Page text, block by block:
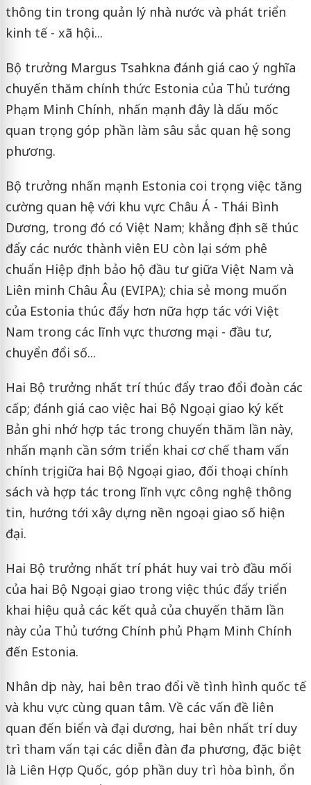
thông tin trong quản lý nhà nước và phát triển
kinh tế - xã hội...
Bộ trưởng Margus Tsahkna đánh giá cao ý nghĩa
chuyến thăm chính thức Estonia của Thủ tướng
Phạm Minh Chính, nhấn mạnh đây là dấu mốc
quan trọng góp phần làm sâu sắc quan hệ song
phương.
Bộ trưởng nhấn mạnh Estonia coi trọng việc tăng
cường quan hệ với khu vực Châu Á - Thái Bình
Dương, trong đó có Việt Nam; khẳng định sẽ thúc
đẩy các nước thành viên EU còn lại sớm phê
chuẩn Hiệp định bảo hộ đầu tư giữa Việt Nam và
Liên minh Châu Âu (EVIPA); chia sẻ mong muốn
của Estonia thúc đẩy hơn nữa hợp tác với Việt
Nam trong các lĩnh vực thương mại - đầu tư,
chuyển đổi số...
Hai Bộ trưởng nhất trí thúc đẩy trao đổi đoàn các
cấp; đánh giá cao việc hai Bộ Ngoại giao ký kết
Bản ghi nhớ hợp tác trong chuyến thăm lần này,
nhấn mạnh cần sớm triển khai cơ chế tham vấn
chính trị giữa hai Bộ Ngoại giao, đối thoại chính
sách và hợp tác trong lĩnh vực công nghệ thông
tin, hướng tới xây dựng nền ngoại giao số hiện
đại.
Hai Bộ trưởng nhất trí phát huy vai trò đầu mối
của hai Bộ Ngoại giao trong việc thúc đẩy triển
khai hiệu quả các kết quả của chuyến thăm lần
này của Thủ tướng Chính phủ Phạm Minh Chính
đến Estonia.
Nhân dịp này, hai bên trao đổi về tình hình quốc tế
và khu vực cùng quan tâm. Về các vấn đề liên
quan đến biển và đại dương, hai bên nhất trí duy
trì tham vấn tại các diễn đàn đa phương, đặc biệt
là Liên Hợp Quốc, góp phần duy trì hòa bình, ổn